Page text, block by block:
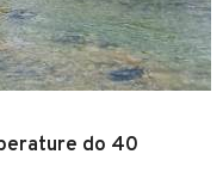
do 40